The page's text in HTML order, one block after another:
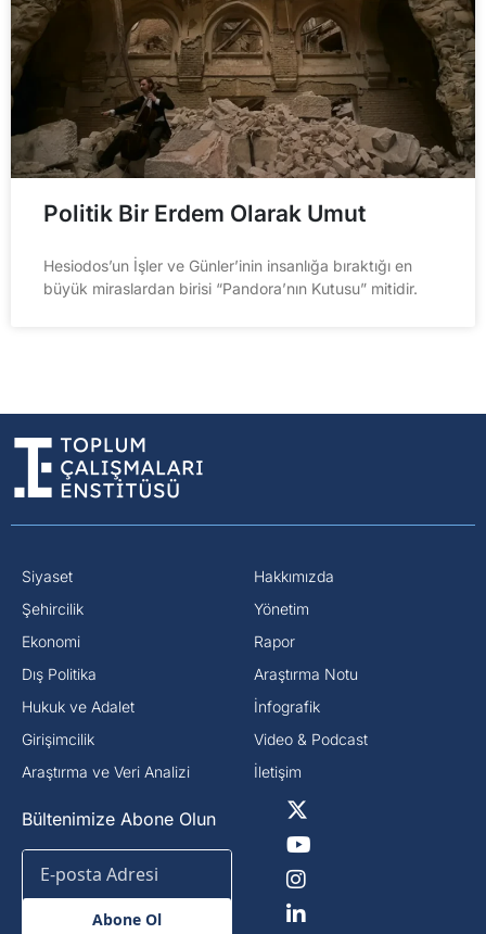
Politik Bir Erdem Olarak Umut
Hesiodos’un İşler ve Günler’inin insanlığa bıraktığı en
büyük miraslardan birisi “Pandora’nın Kutusu” mitidir.
Siyaset
⁠Şehircilik
Ekonomi
Dış Politika
⁠Hukuk ve Adalet
Girişimcilik
Araştırma ve Veri Analizi
Hakkımızda
Yönetim
Rapor
Araştırma Notu
İnfografik
Video & Podcast
İletişim
Bültenimize Abone Olun
Abone Ol